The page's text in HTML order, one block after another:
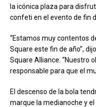
la icónica plaza para
confeti en el evento de fin
“Estamos muy contentos
Square este fin de año”,
Square Alliance. “Nuestro
responsable para que el
El descenso de la bola
marque la medianoche y